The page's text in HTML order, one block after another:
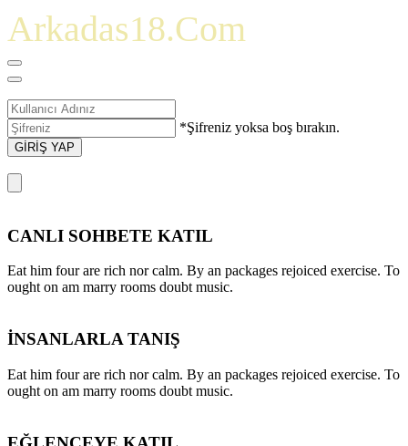
Arkadas18.Com
*Şifreniz yoksa boş bırakın.
GİRİŞ YAP
CANLI SOHBETE KATIL
Eat him four are rich nor calm. By an packages rejoiced exercise. To
ought on am marry rooms doubt music.
İNSANLARLA TANIŞ
Eat him four are rich nor calm. By an packages rejoiced exercise. To
ought on am marry rooms doubt music.